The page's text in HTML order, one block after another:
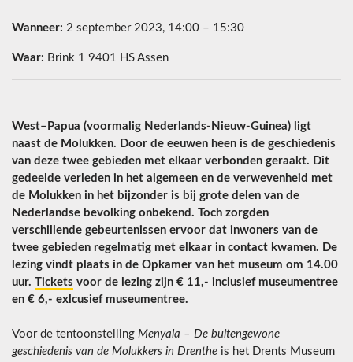
Wanneer: 2 september 2023, 14:00 – 15:30
Waar: Brink 1 9401 HS Assen
West–Papua (voormalig Nederlands-Nieuw-Guinea) ligt
naast de Molukken. Door de eeuwen heen is de geschiedenis
van deze twee gebieden met elkaar verbonden geraakt. Dit
gedeelde verleden in het algemeen en de verwevenheid met
de Molukken in het bijzonder is bij grote delen van de
Nederlandse bevolking onbekend. Toch zorgden
verschillende gebeurtenissen ervoor dat inwoners van de
twee gebieden regelmatig met elkaar in contact kwamen. De
lezing vindt plaats in de Opkamer van het museum om 14.00
uur. Tickets voor de lezing zijn € 11,- inclusief museumentree
en € 6,- exlcusief museumentree.
Voor de tentoonstelling Menyala – De buitengewone
geschiedenis van de Molukkers in Drenthe is het Drents Museum